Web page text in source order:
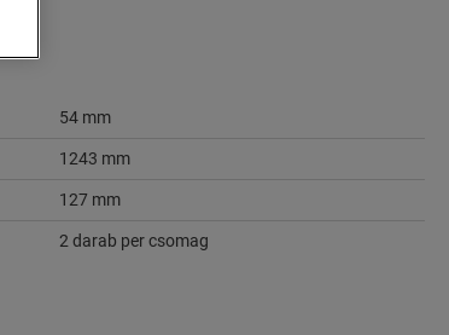
54 mm
1243 mm
127 mm
2 darab per csomag